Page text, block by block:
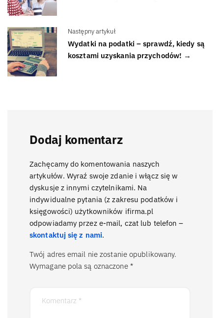
Następny artykuł
Wydatki na podatki – sprawdź, kiedy są
kosztami uzyskania przychodów! →
Dodaj komentarz
Zachęcamy do komentowania naszych
artykułów. Wyraź swoje zdanie i włącz się w
dyskusje z innymi czytelnikami. Na
indywidualne pytania (z zakresu podatków i
księgowości) użytkowników ifirma.pl
odpowiadamy przez e-mail, czat lub telefon –
skontaktuj się z nami.
Twój adres email nie zostanie opublikowany.
Wymagane pola są oznaczone *